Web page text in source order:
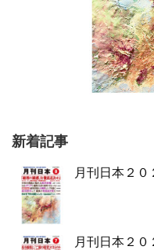
新着記事
月刊日本２
月刊日本２